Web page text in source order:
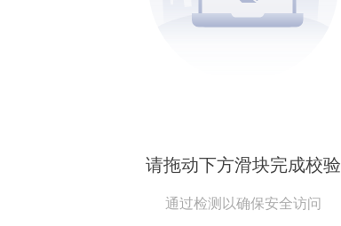
请拖动下方滑块完成校验
通过检测以确保安全访问